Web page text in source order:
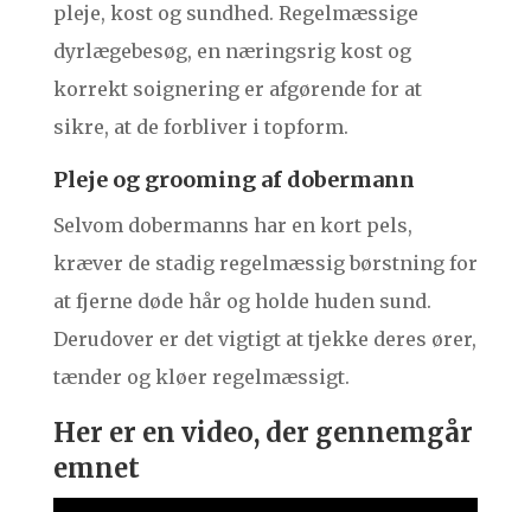
pleje, kost og sundhed. Regelmæssige
dyrlægebesøg, en næringsrig kost og
korrekt soignering er afgørende for at
sikre, at de forbliver i topform.
Pleje og grooming af dobermann
Selvom dobermanns har en kort pels,
kræver de stadig regelmæssig børstning for
at fjerne døde hår og holde huden sund.
Derudover er det vigtigt at tjekke deres ører,
tænder og kløer regelmæssigt.
Her er en video, der gennemgår
emnet